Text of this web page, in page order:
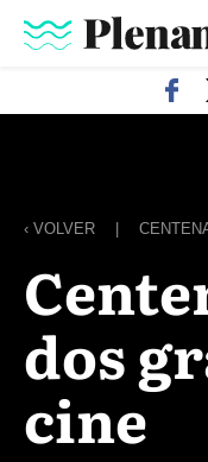
‹ VOLVER
dos
cine